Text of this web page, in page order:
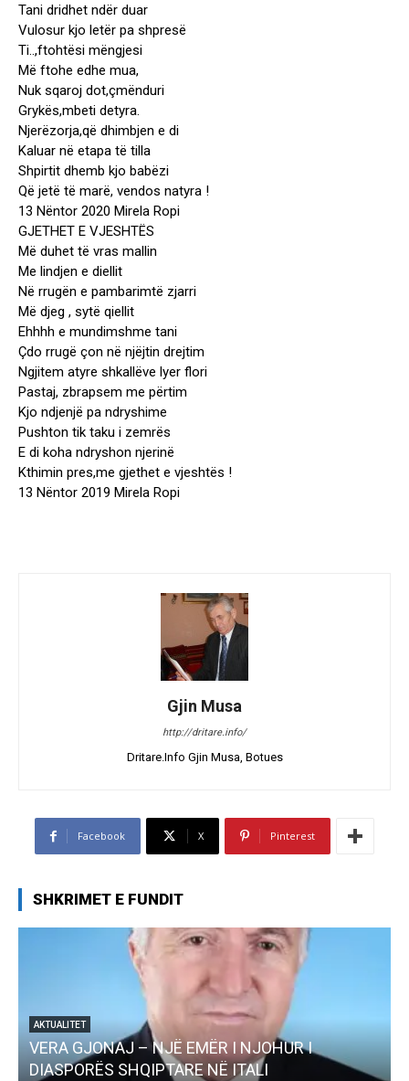
Tani dridhet ndër duar
Vulosur kjo letër pa shpresë
Ti..,ftohtësi mëngjesi
Më ftohe edhe mua,
Nuk sqaroj dot,çmënduri
Grykës,mbeti detyra.
Njerëzorja,që dhimbjen e di
Kaluar në etapa të tilla
Shpirtit dhemb kjo babëzi
Që jetë të marë, vendos natyra !
13 Nëntor 2020 Mirela Ropi
GJETHET E VJESHTËS
Më duhet të vras mallin
Me lindjen e diellit
Në rrugën e pambarimtë zjarri
Më djeg , sytë qiellit
Ehhhh e mundimshme tani
Çdo rrugë çon në njëjtin drejtim
Ngjitem atyre shkallëve lyer flori
Pastaj, zbrapsem me përtim
Kjo ndjenjë pa ndryshime
Pushton tik taku i zemrës
E di koha ndryshon njerinë
Kthimin pres,me gjethet e vjeshtës !
13 Nëntor 2019 Mirela Ropi
Gjin Musa
http://dritare.info/
Dritare.Info Gjin Musa, Botues
Facebook X Pinterest
SHKRIMET E FUNDIT
AKTUALITET
Pregaditi Gjin Musa-Rome- Shtator 2025